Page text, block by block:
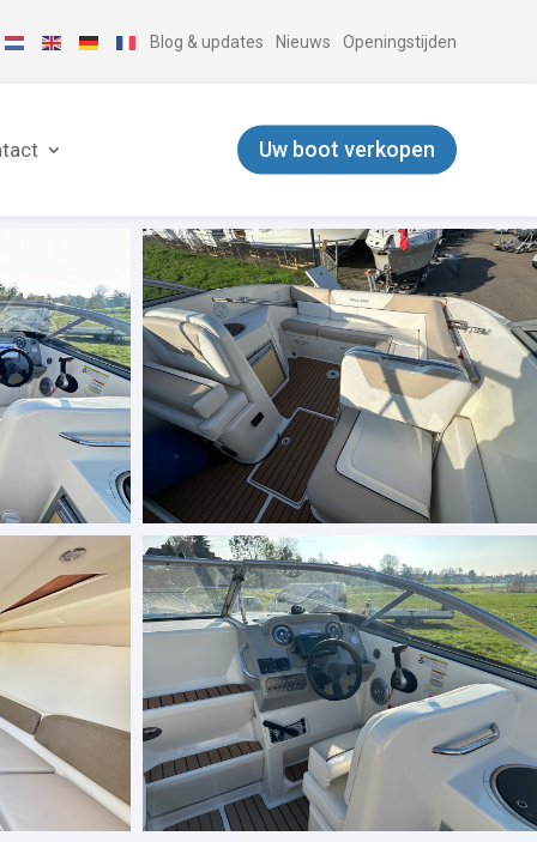
Blog & updates Nieuws Openingstijden
Uw boot verkopen